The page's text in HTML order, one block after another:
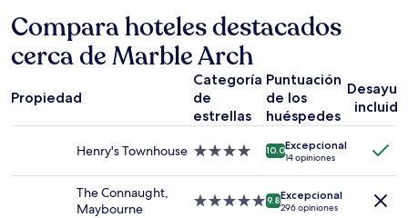
últimas
24
horas,
con
en
estancia
noche
Compara hoteles destacados
cerca de Marble Arch
Propiedad
Categoría
de
estrellas
Puntuación
de los
huéspedes
incluido
Henry's Townhouse Propiedad
estrellas
10.0Excepcional
14 opiniones
The Connaught,
Maybourne
Propiedad
9.8Excepcional
296 opiniones